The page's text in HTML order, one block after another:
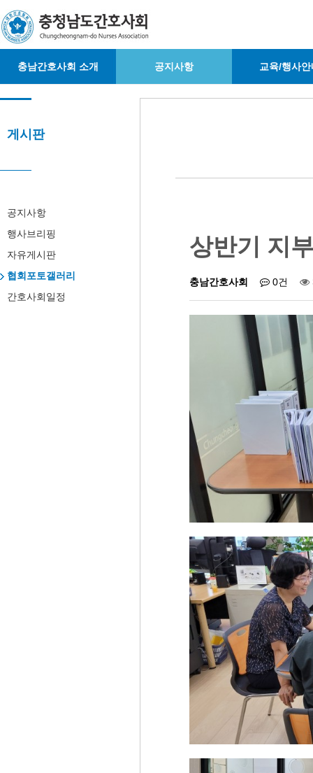
충남간호사회 소개 공지사항 교육/행사안
게시판
공지사항
행사브리핑
자유게시판
협회포토갤러리
간호사회일정
상반기 지
충남간호사회 0건